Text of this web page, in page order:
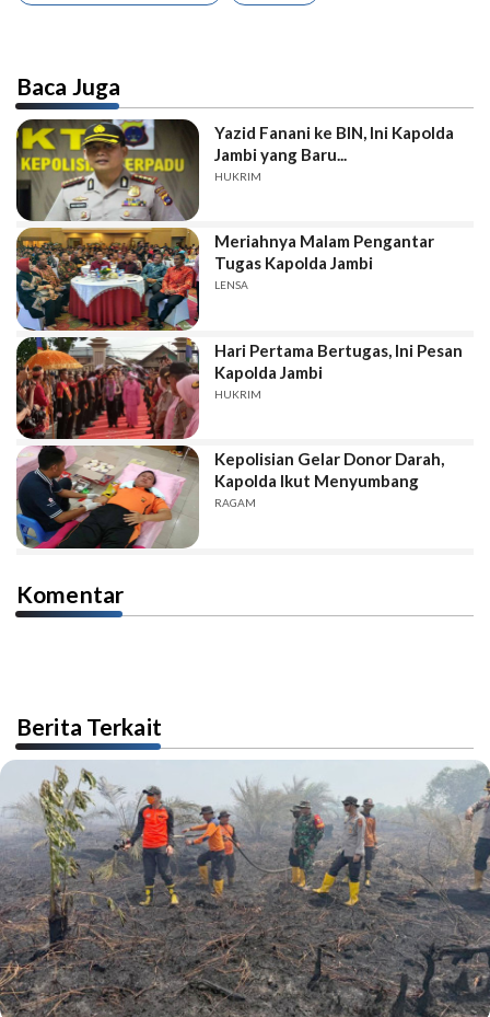
Baca Juga
Yazid Fanani ke BIN, Ini Kapolda
Jambi yang Baru...
HUKRIM
Meriahnya Malam Pengantar
Tugas Kapolda Jambi
LENSA
Hari Pertama Bertugas, Ini Pesan
Kapolda Jambi
HUKRIM
Kepolisian Gelar Donor Darah,
Kapolda Ikut Menyumbang
RAGAM
Komentar
Berita Terkait